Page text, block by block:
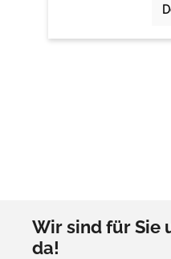
Wir sind für Sie
da!